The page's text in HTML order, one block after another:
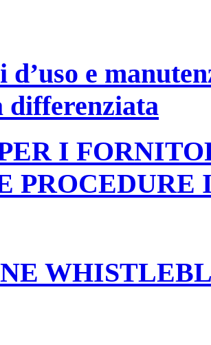
d’uso e
differenziata
I
PROCEDURE